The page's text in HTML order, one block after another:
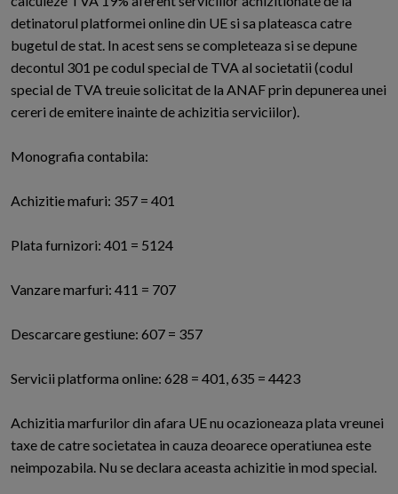
detinatorul platformei online din UE si sa plateasca catre
bugetul de stat. In acest sens se completeaza si se depune
decontul 301 pe codul special de TVA al societatii (codul
special de TVA treuie solicitat de la ANAF prin depunerea unei
cereri de emitere inainte de achizitia serviciilor).
Monografia contabila:
Achizitie mafuri: 357 = 401
Plata furnizori: 401 = 5124
Vanzare marfuri: 411 = 707
Descarcare gestiune: 607 = 357
Servicii platforma online: 628 = 401, 635 = 4423
Achizitia marfurilor din afara UE nu ocazioneaza plata vreunei
taxe de catre societatea in cauza deoarece operatiunea este
neimpozabila. Nu se declara aceasta achizitie in mod special.